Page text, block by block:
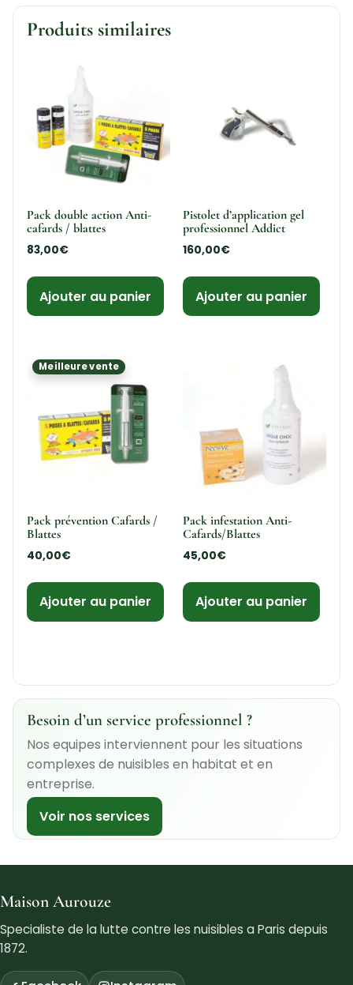
Produits similaires
Pack double action Anti-
cafards / blattes
83,00€
Ajouter au panier
Pistolet d’application gel
professionnel Addict
160,00€
Ajouter au panier
Meilleure vente
Pack prévention Cafards /
Blattes
40,00€
Ajouter au panier
Pack infestation Anti-
Cafards/Blattes
45,00€
Ajouter au panier
Besoin d’un service professionnel ?
Nos equipes interviennent pour les situations
complexes de nuisibles en habitat et en
entreprise.
Voir nos services
Maison Aurouze
Specialiste de la lutte contre les nuisibles a Paris depuis
1872.